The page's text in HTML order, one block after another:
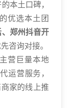
本土口碑，
优选本土团
郑州抖音开
咨询对接。
营巨量本地
运营服务，
家的线上推